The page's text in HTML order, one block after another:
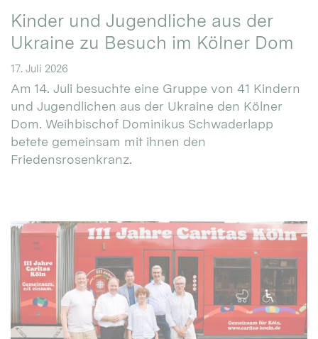
Kinder und Jugendliche aus der
Ukraine zu Besuch im Kölner Dom
17. Juli 2026
Am 14. Juli besuchte eine Gruppe von 41 Kindern
und Jugendlichen aus der Ukraine den Kölner
Dom. Weihbischof Dominikus Schwaderlapp
betete gemeinsam mit ihnen den
Friedensrosenkranz.